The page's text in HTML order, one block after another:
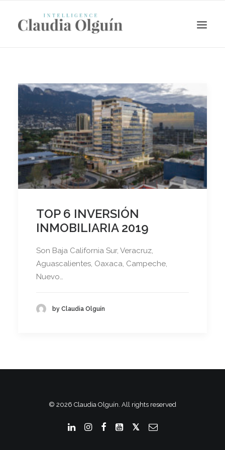
Search
TOP 6 INVERSIÓN
INMOBILIARIA 2019
Son Baja California Sur, Veracruz,
Aguascalientes, Oaxaca, Campeche,
Nuevo…
by Claudia Olguín
© 2026 Claudia Olguín. All rights reserved